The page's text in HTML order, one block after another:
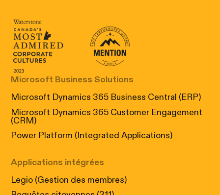
Canada's Most Admired Corporate
Prix performance Quebec
Microsoft Business Solutions
Microsoft Dynamics 365 Business Central (ERP)
Microsoft Dynamics 365 Customer Engagement
(CRM)
Power Platform (Integrated Applications)
Applications intégrées
Legio (Gestion des membres)